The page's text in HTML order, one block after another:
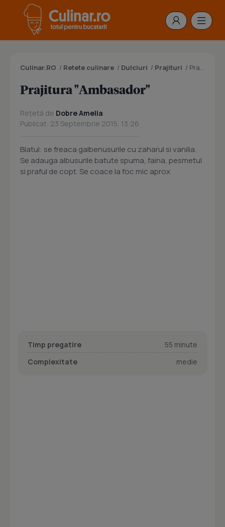
Culinar.RO / Retete culinare / Dulciuri / Prajituri / Prajitura "Ambasador"
Prajitura "Ambasador"
Rețetă de Dobre Amelia
Publicat: 23 Septembrie 2015, 13:26
Blatul: se freaca galbenusurile cu zaharul si vanilia.
Se adauga albusurile batute spuma, faina, pesmetul
si praful de copt. Se coace la foc mic aprox
Timp pregatire
55 minute
Complexitate
medie